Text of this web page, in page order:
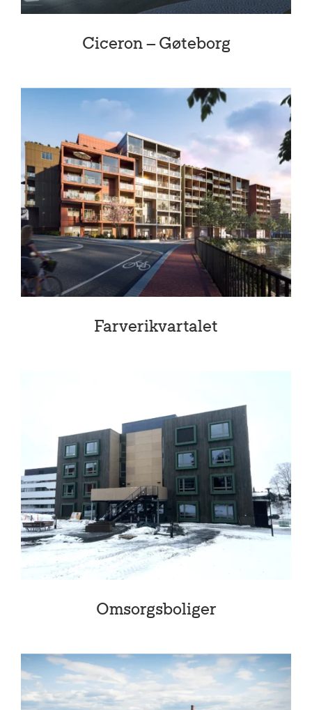
Ciceron – Gøteborg
Farverikvartalet
Omsorgsboliger